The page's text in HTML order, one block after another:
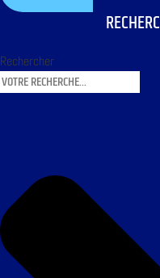
Rechercher